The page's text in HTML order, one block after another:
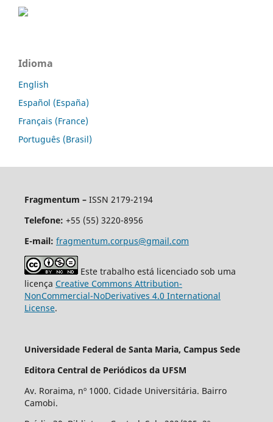
Idioma
English
Español (España)
Français (France)
Português (Brasil)
Fragmentum – ISSN 2179-2194
Telefone: +55 (55) 3220-8956
E-mail: fragmentum.corpus@gmail.com
Este trabalho está licenciado sob uma
licença Creative Commons Attribution-
NonCommercial-NoDerivatives 4.0 International
License.
Universidade Federal de Santa Maria, Campus Sede
Editora Central de Periódicos da UFSM
Av. Roraima, nº 1000. Cidade Universitária. Bairro
Camobi.